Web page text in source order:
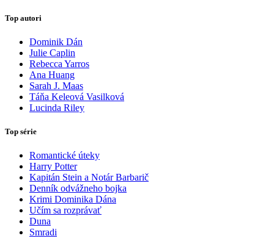
Top autori
Dominik Dán
Julie Caplin
Rebecca Yarros
Ana Huang
Sarah J. Maas
Táňa Keleová Vasilková
Lucinda Riley
Top série
Romantické úteky
Harry Potter
Kapitán Stein a Notár Barbarič
Denník odvážneho bojka
Krimi Dominika Dána
Učím sa rozprávať
Duna
Smradi